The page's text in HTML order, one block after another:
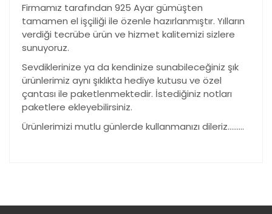
Firmamız tarafından 925 Ayar gümüşten
tamamen el işçiliği ile özenle hazırlanmıştır. Yılların
verdiği tecrübe ürün ve hizmet kalitemizi sizlere
sunuyoruz.
Sevdiklerinize ya da kendinize sunabileceğiniz şık
ürünlerimiz aynı şıklıkta hediye kutusu ve özel
çantası ile paketlenmektedir. İstediğiniz notları
paketlere ekleyebilirsiniz.
Ürünlerimizi mutlu günlerde kullanmanızı dileriz………